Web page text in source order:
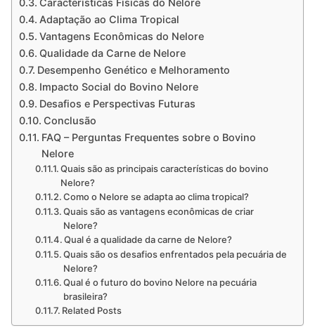
Características Físicas do Nelore
Adaptação ao Clima Tropical
Vantagens Econômicas do Nelore
Qualidade da Carne de Nelore
Desempenho Genético e Melhoramento
Impacto Social do Bovino Nelore
Desafios e Perspectivas Futuras
Conclusão
FAQ – Perguntas Frequentes sobre o Bovino
Nelore
Quais são as principais características do bovino
Nelore?
Como o Nelore se adapta ao clima tropical?
Quais são as vantagens econômicas de criar
Nelore?
Qual é a qualidade da carne de Nelore?
Quais são os desafios enfrentados pela pecuária de
Nelore?
Qual é o futuro do bovino Nelore na pecuária
brasileira?
Related Posts